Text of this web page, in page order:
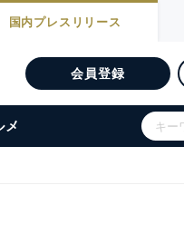
国内プレスリリース
会員登録
メ